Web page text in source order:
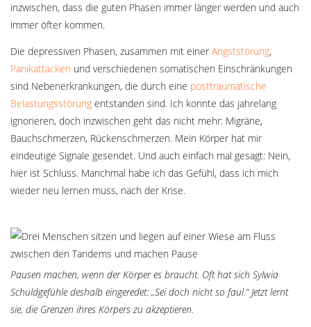
inzwischen, dass die guten Phasen immer länger werden und auch
immer öfter kommen.
Die depressiven Phasen, zusammen mit einer Angststörung,
Panikattacken und verschiedenen somatischen Einschränkungen
sind Nebenerkrankungen, die durch eine posttraumatische
Belastungsstörung entstanden sind. Ich konnte das jahrelang
ignorieren, doch inzwischen geht das nicht mehr: Migräne,
Bauchschmerzen, Rückenschmerzen. Mein Körper hat mir
eindeutige Signale gesendet. Und auch einfach mal gesagt: Nein,
hier ist Schluss. Manchmal habe ich das Gefühl, dass ich mich
wieder neu lernen muss, nach der Krise.
Pausen machen, wenn der Körper es braucht. Oft hat sich Sylwia
Schuldgefühle deshalb eingeredet: „Sei doch nicht so faul.“ Jetzt lernt
sie, die Grenzen ihres Körpers zu akzeptieren.